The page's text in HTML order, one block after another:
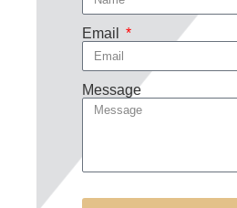
Email
Message